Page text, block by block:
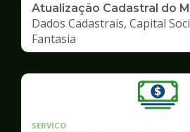
Atualização Cadastral do
Dados Cadastrais, Capital
Fantasia
SERVICO